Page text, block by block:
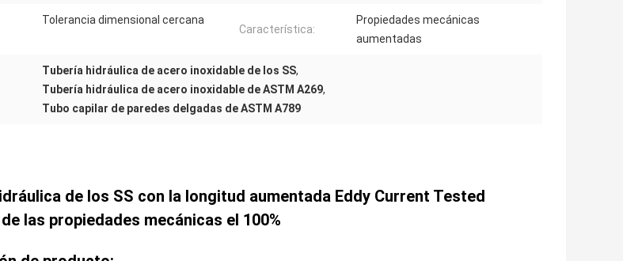
Tolerancia dimensional cercana
Característica:
Propiedades mecánicas
aumentadas
Tubería hidráulica de acero inoxidable de los SS,
Tubería hidráulica de acero inoxidable de ASTM A269,
Tubo capilar de paredes delgadas de ASTM A789
de los SS con la longitud aumentada Eddy Current Tested
las propiedades mecánicas el 100%